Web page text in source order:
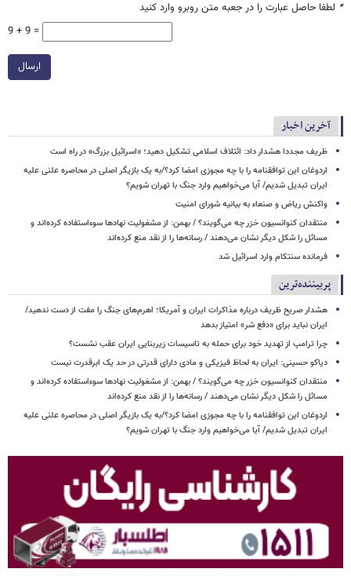
* لطفا حاصل عبارت را در جعبه متن روبرو وارد کنید
9 + 9 =
ارسال
آخرین اخبار
ظریف مجددا هشدار داد: ائتلاف اسلامی تشکیل دهید؛ «اسرائیل بزرگ» در راه است
اردوغان این توافقنامه را با چه مجوزی امضا کرد؟/به یک بازیگر اصلی در محاصره علنی علیه
ایران تبدیل شدیم/ آیا می‌خواهیم وارد جنگ با تهران شویم؟
واکنش ریاض و صنعاء به بیانیه شورای امنیت
منتقدان کنوانسیون خزر چه می‌گویند؟ / بهمن: از مشغولیت نهادها سوءاستفاده کرده‌اند و
مسائل را شکل دیگر نشان می‌دهند / رسانه‌ها را از نقد منع کرده‌اند
فرمانده سنتکام وارد اسرائیل شد
پربیننده‌ترین
هشدار صریح ظریف درباره مذاکرات ایران و آمریکا؛ اهرم‌های جنگ را مفت از دست ندهید/
ایران نباید برای «دفع شر» امتیاز بدهد
چرا ترامپ از تهدید خود برای حمله به تاسیسات زیربنایی ایران عقب نشست؟
دیاکو حسینی: ایران به لحاظ فیزیکی و مادی دارای قدرتی در حد یک ابرقدرت نیست
منتقدان کنوانسیون خزر چه می‌گویند؟ / بهمن: از مشغولیت نهادها سوءاستفاده کرده‌اند و
مسائل را شکل دیگر نشان می‌دهند / رسانه‌ها را از نقد منع کرده‌اند
اردوغان این توافقنامه را با چه مجوزی امضا کرد؟/به یک بازیگر اصلی در محاصره علنی علیه
ایران تبدیل شدیم/ آیا می‌خواهیم وارد جنگ با تهران شویم؟